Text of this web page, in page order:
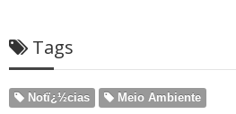
Tags
Notï¿½cias Meio Ambiente